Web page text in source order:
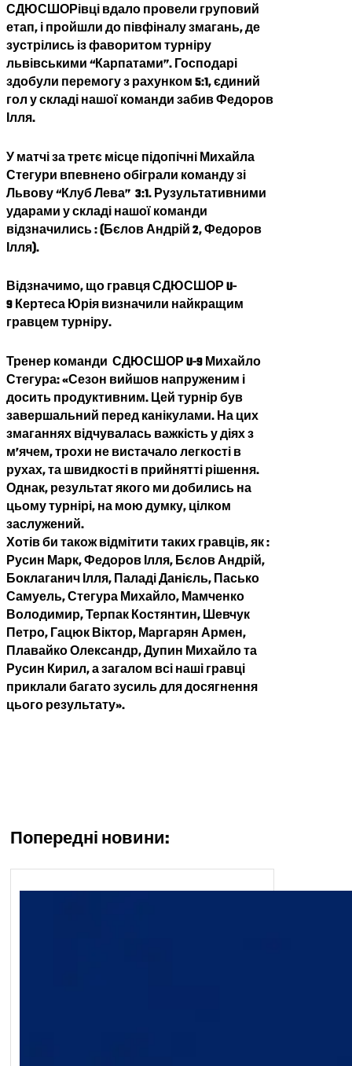
СДЮСШОРівці вдало провели груповий
етап, і пройшли до півфіналу змагань, де
зустрілись із фаворитом турніру
львівськими “Карпатами”. Господарі
здобули перемогу з рахунком 5:1, єдиний
гол у складі нашої команди забив Федоров
Ілля.
У матчі за третє місце підопічні Михайла
Стегури впевнено обіграли команду зі
Львову “Клуб Лева” 3:1. Рузультативними
ударами у складі нашої команди
відзначились : (Бєлов Андрій 2, Федоров
Ілля).
Відзначимо, що гравця СДЮСШОР U-
9 Кертеса Юрія визначили найкращим
гравцем турніру.
Тренер команди СДЮСШОР U-9 Михайло
Стегура: «Сезон вийшов напруженим і
досить продуктивним. Цей турнір був
завершальний перед канікулами. На цих
змаганнях відчувалась важкість у діях з
м’ячем, трохи не вистачало легкості в
рухах, та швидкості в прийнятті рішення.
Однак, результат якого ми добились на
цьому турнірі, на мою думку, цілком
заслужений.
Хотів би також відмітити таких гравців, як :
Русин Марк, Федоров Ілля, Бєлов Андрій,
Боклаганич Ілля, Паладі Данієль, Пасько
Самуель, Стегура Михайло, Мамченко
Володимир, Терпак Костянтин, Шевчук
Петро, Гацюк Віктор, Маргарян Армен,
Плавайко Олександр, Дупин Михайло та
Русин Кирил, а загалом всі наші гравці
приклали багато зусиль для досягнення
цього результату».
Попередні новини: